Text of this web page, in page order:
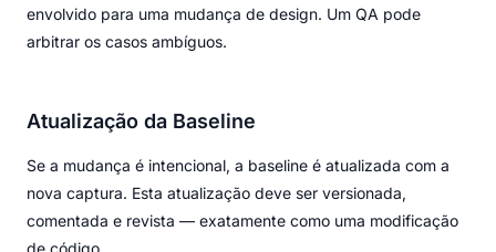
envolvido para uma mudança de design. Um QA pode
arbitrar os casos ambíguos.
Atualização da Baseline
Se a mudança é intencional, a baseline é atualizada com a
nova captura. Esta atualização deve ser versionada,
comentada e revista — exatamente como uma modificação
de código.